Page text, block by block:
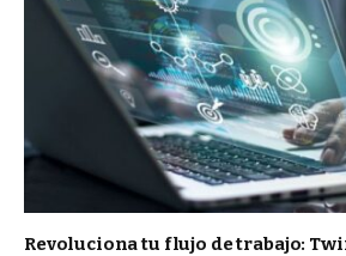
Revoluciona tu flujo de trabajo: